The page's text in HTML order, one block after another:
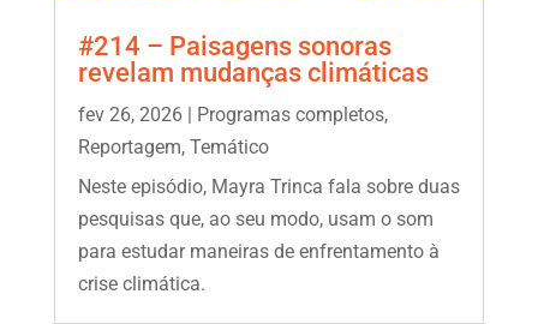
#214 – Paisagens sonoras
revelam mudanças climáticas
fev 26, 2026| Programas completos,
Reportagem, Temático
Neste episódio, Mayra Trinca fala sobre duas
pesquisas que, ao seu modo, usam o som
para estudar maneiras de enfrentamento à
crise climática.